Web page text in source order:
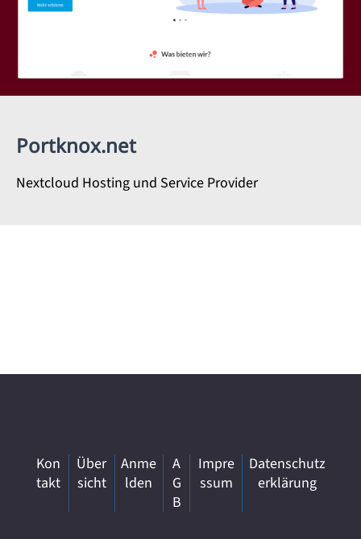
Portknox.net
Nextcloud Hosting und Service Provider
Kon
takt
Über
sicht
Anme
lden
A
G
B
Impre
ssum
Datenschutz
erklärung